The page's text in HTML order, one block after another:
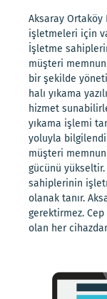
Aksaray Ortaköy
işletmeleri için
İşletme
müşteri
bir şekilde
halı yıkama
hizmet
yıkama işlemi
yoluyla
müşteri
gücünü yükseltir.
sahiplerinin
olanak tanır.
gerektirmez.
olan her